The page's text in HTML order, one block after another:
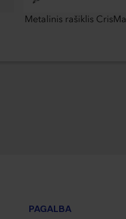
Metalinis rašiklis CrisMa
PAGALBA